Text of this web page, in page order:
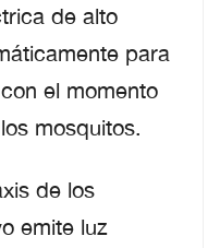
de alto
para
el momento
mosquitos.
de los
emite luz